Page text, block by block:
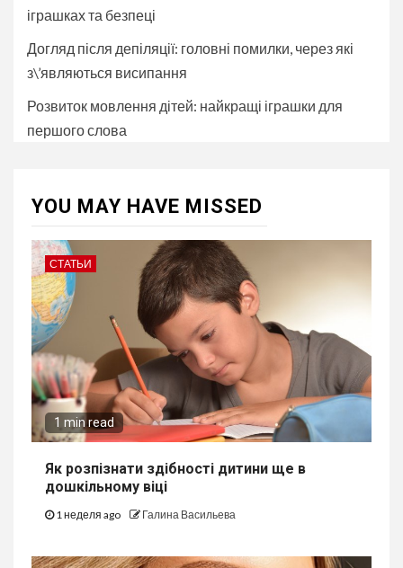
іграшках та безпеці
Догляд після депіляції: головні помилки, через які
з\’являються висипання
Розвиток мовлення дітей: найкращі іграшки для
першого слова
YOU MAY HAVE MISSED
СТАТЬИ
1 min read
Як розпізнати здібності дитини ще в
дошкільному віці
1 неделя ago Галина Васильева